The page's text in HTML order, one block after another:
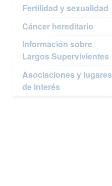
Fertilidad y sexualidad
Cáncer hereditario
Información sobre
Largos Supervivientes
Asociaciones y lugares
de interés